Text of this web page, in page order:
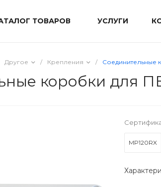
ТОВАРОВ УСЛУГИ
Другое / Крепления / Соединительные
коробки для
MP120RX